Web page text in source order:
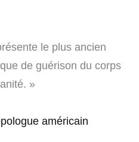
le plus ancien
de guérison du corps
»
américain